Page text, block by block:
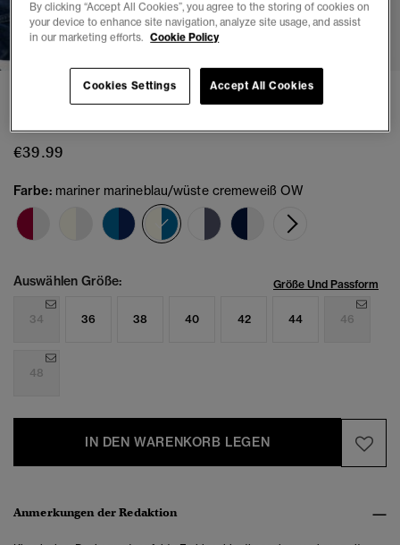
1 2 3 4 5 6
Essential Baseballoberteil mit langen Ärmeln
€39.99
Farbe: mariner marineblau/wüste cremeweiß OW
Ausgewählt
Auswählen Größe: Größe Und Passform
34 36 38 40 42 44 46
48
IN DEN WARENKORB LEGEN
Anmerkungen der Redaktion
By clicking “Accept All Cookies”, you agree to the storing of cookies on
your device to enhance site navigation, analyze site usage, and assist
in our marketing efforts. Cookie Policy
Accept All Cookies
Cookies Settings